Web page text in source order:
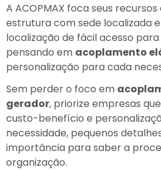
A ACOPMAX foca seus
estrutura com sede localizada
localização de fácil acesso
pensando em acoplamento
personalização para cada
Sem perder o foco em
gerador, priorize empresas
custo-benefício e
necessidade, pequenos
importância para saber a
organização.